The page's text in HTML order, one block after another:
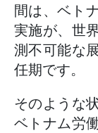
間は、ベト
実施が、世
測不可能な
任期です。
そのような
ベトナム労